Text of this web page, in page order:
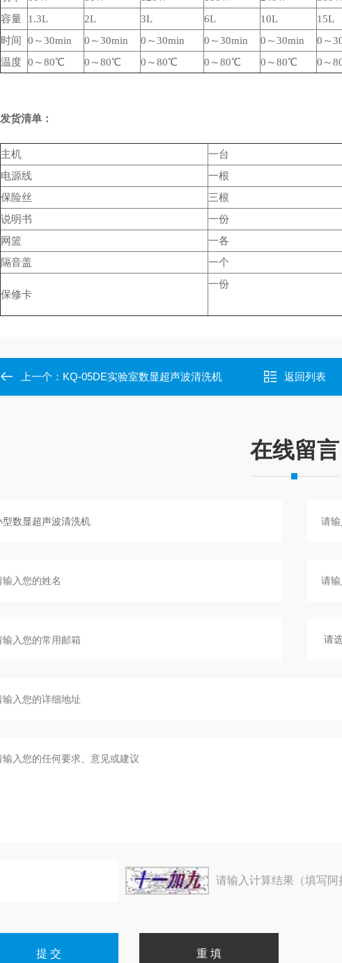
容量
1.3L 2L 3L 6L 10L 15L
时间
0～30min 0～30min 0～30min 0～30min 0～30min 0～
温度 0～80℃ 0～80℃ 0～80℃ 0～80℃ 0～80℃ 0～
发货清单：
主机
一台
电源线
一根
保险丝
三根
说明书
一份
网篮
一各
隔音盖
一个
保修卡
一份
上一个： KQ-05DE实验室数显超声波清洗机 返回列表
在线留言
请输入计算结果（填写